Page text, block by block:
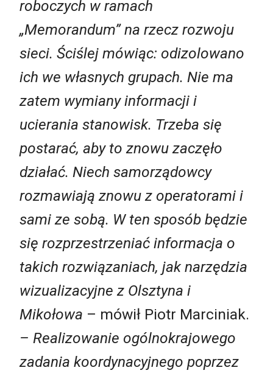
roboczych w ramach
„Memorandum” na rzecz rozwoju
sieci. Ściślej mówiąc: odizolowano
ich we własnych grupach. Nie ma
zatem wymiany informacji i
ucierania stanowisk. Trzeba się
postarać, aby to znowu zaczęło
działać. Niech samorządowcy
rozmawiają znowu z operatorami i
sami ze sobą. W ten sposób będzie
się rozprzestrzeniać informacja o
takich rozwiązaniach, jak narzędzia
wizualizacyjne z Olsztyna i
Mikołowa – mówił Piotr Marciniak.
– Realizowanie ogólnokrajowego
zadania koordynacyjnego poprzez